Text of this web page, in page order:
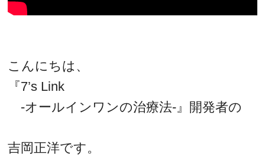
こんにちは、
『7’s Link
-オールインワンの治療法-』開発者の
吉岡正洋です。